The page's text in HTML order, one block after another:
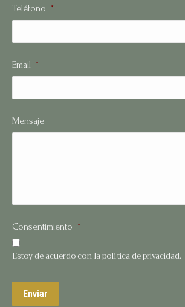
Teléfono *
Email *
Mensaje
Consentimiento *
Estoy de acuerdo con la política de privacidad.
Enviar